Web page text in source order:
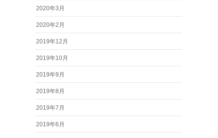
2020年3月
2020年2月
2019年12月
2019年10月
2019年9月
2019年8月
2019年7月
2019年6月